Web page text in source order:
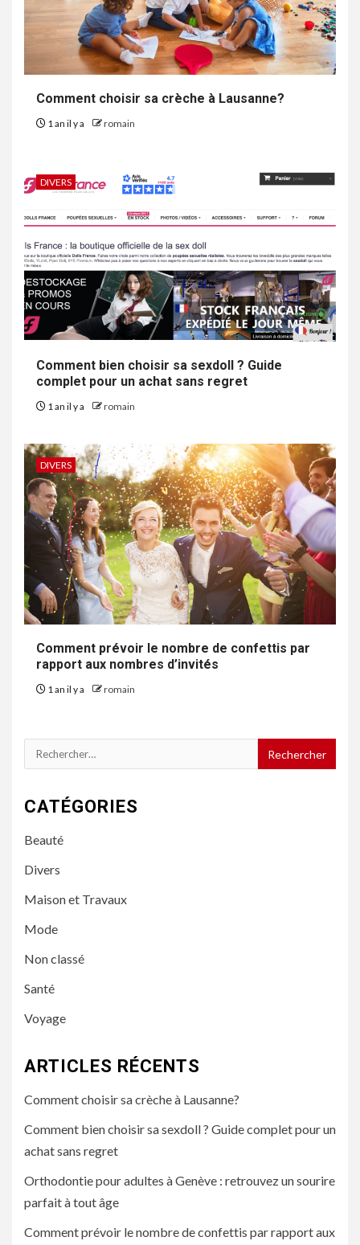
Comment choisir sa crèche à Lausanne?
1 an il y a romain
DIVERS
Comment bien choisir sa sexdoll ? Guide
complet pour un achat sans regret
1 an il y a romain
DIVERS
Comment prévoir le nombre de confettis par
rapport aux nombres d’invités
1 an il y a romain
Rechercher :
CATÉGORIES
Beauté
Divers
Maison et Travaux
Mode
Non classé
Santé
Voyage
ARTICLES RÉCENTS
Comment choisir sa crèche à Lausanne?
Comment bien choisir sa sexdoll ? Guide complet pour un
achat sans regret
Orthodontie pour adultes à Genève : retrouvez un sourire
parfait à tout âge
Comment prévoir le nombre de confettis par rapport aux